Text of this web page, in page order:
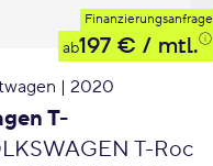
Finanzierungsanfrage
ab197 € / mtl.
| 2020
T-
T-Roc